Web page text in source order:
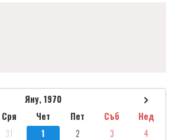
Яну, 1970
Сря Чет Пет Съб
Нед
31 1 2 3
4